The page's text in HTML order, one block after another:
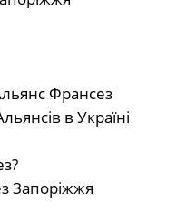
Франсез
в Україні
Запоріжжя